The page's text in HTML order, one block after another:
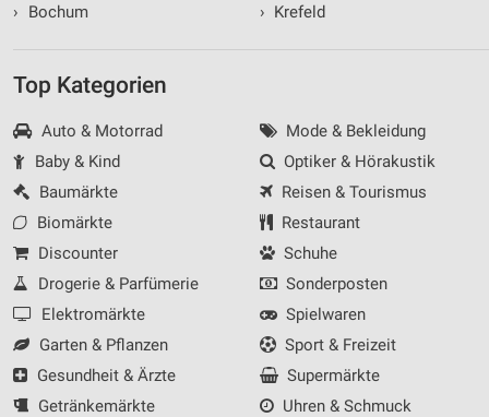
›
Bochum
› Krefeld
Top Kategorien
Auto & Motorrad
Baby & Kind
Baumärkte
Biomärkte
Discounter
Drogerie & Parfümerie
Elektromärkte
Garten & Pflanzen
Gesundheit & Ärzte
Getränkemärkte
Mode & Bekleidung
Optiker & Hörakustik
Reisen & Tourismus
Restaurant
Schuhe
Sonderposten
Spielwaren
Sport & Freizeit
Supermärkte
Uhren & Schmuck